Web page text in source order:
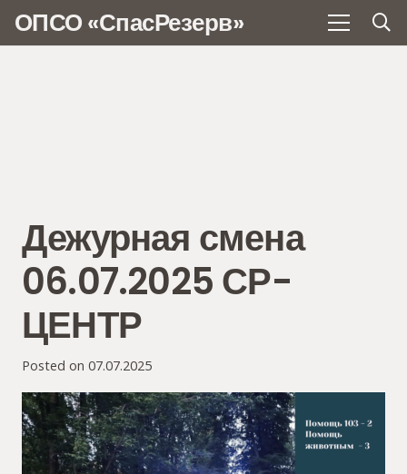
ОПСО «СпасРезерв»
Дежурная смена
06.07.2025 СР-
ЦЕНТР
Posted on 07.07.2025